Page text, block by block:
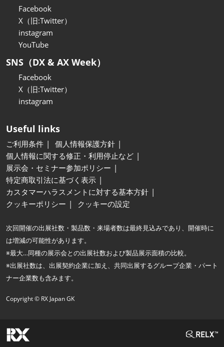
Facebook
X（旧:Twitter）
instagram
YouTube
SNS（DX & AX Week）
Facebook
X（旧:Twitter）
instagram
Useful links
ご利用条件
個人情報保護方針
個人情報に関する修正・利用停止など
展示会・セミナー参加ポリシー
特定商取引法に基づく表示
カスタマーハラスメントに対する基本方針
クッキーポリシー
クッキーの設定
次回開催の出展社数・製品数・来場者数は最終見込みであり、開催時に
は増減の可能性があります。
※最大…同種の展示会との出展社数および製品展示面積の比較。
※出展社数は、出展契約企業に加え、共同出展するグループ企業・パート
ナー企業数も含みます。
Copyright © RX Japan GK